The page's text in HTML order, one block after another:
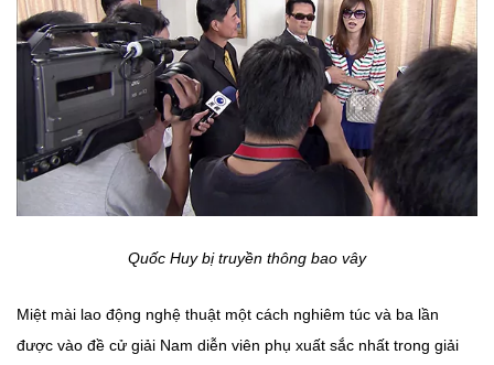
Quốc Huy bị truyền thông bao vây
Miệt mài lao động nghệ thuật một cách nghiêm túc và ba lần
được vào đề cử giải Nam diễn viên phụ xuất sắc nhất trong giải